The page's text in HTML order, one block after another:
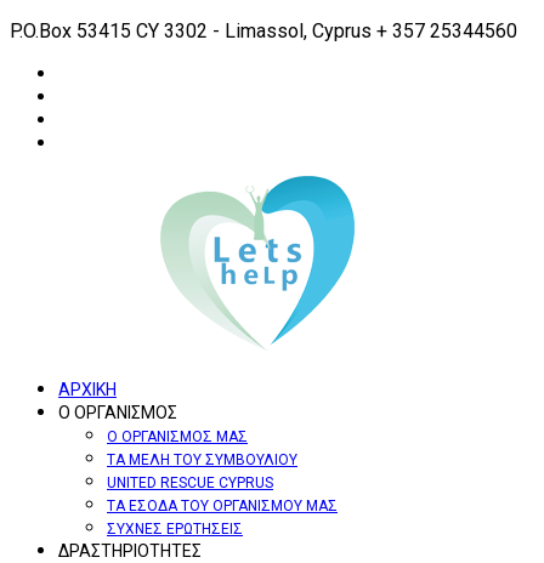
P.O.Box 53415 CY 3302 - Limassol, Cyprus + 357 25344560
ΑΡΧΙΚΗ
Ο ΟΡΓΑΝΙΣΜΟΣ
Ο ΟΡΓΑΝΙΣΜΟΣ ΜΑΣ
ΤΑ ΜΕΛΗ ΤΟΥ ΣΥΜΒΟΥΛΙΟΥ
UNITED RESCUE CYPRUS
ΤΑ ΕΣΟΔΑ ΤΟΥ ΟΡΓΑΝΙΣΜΟΥ ΜΑΣ
ΣΥΧΝΕΣ ΕΡΩΤΗΣΕΙΣ
ΔΡΑΣΤΗΡΙΟΤΗΤΕΣ